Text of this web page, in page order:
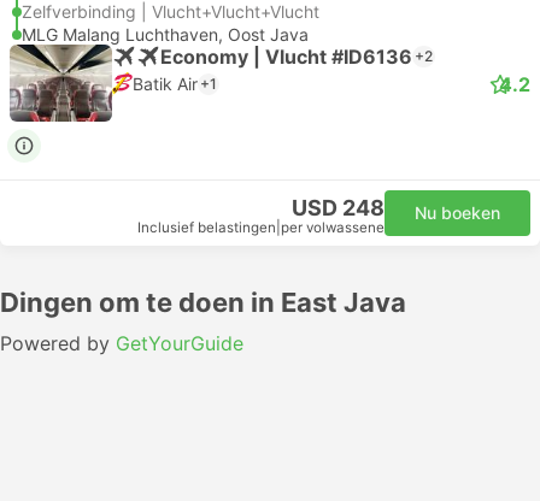
Zelfverbinding | Vlucht+Vlucht+Vlucht
MLG Malang Luchthaven, Oost Java
Economy | Vlucht #ID6136 +2
Batik Air +1 4.2
USD 248
Inclusief belastingen per volwassene
Nu boeken
Dingen om te doen in East Java
Powered by GetYourGuide